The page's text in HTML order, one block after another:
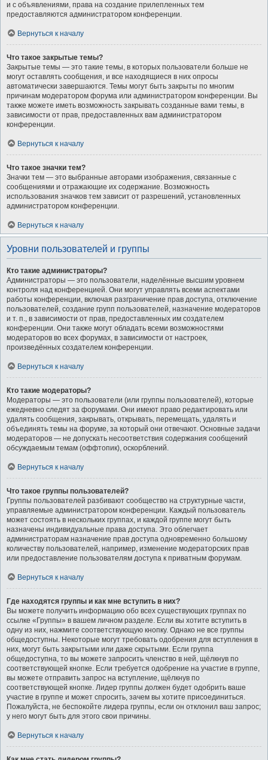
и с объявлениями, права на создание прилепленных тем
предоставляются администратором конференции.
Вернуться к началу
Что такое закрытые темы?
Закрытые темы — это такие темы, в которых пользователи больше не
могут оставлять сообщения, и все находящиеся в них опросы
автоматически завершаются. Темы могут быть закрыты по многим
причинам модератором форума или администратором конференции. Вы
также можете иметь возможность закрывать созданные вами темы, в
зависимости от прав, предоставленных вам администратором
конференции.
Вернуться к началу
Что такое значки тем?
Значки тем — это выбранные авторами изображения, связанные с
сообщениями и отражающие их содержание. Возможность
использования значков тем зависит от разрешений, установленных
администратором конференции.
Вернуться к началу
Уровни пользователей и группы
Кто такие администраторы?
Администраторы — это пользователи, наделённые высшим уровнем
контроля над конференцией. Они могут управлять всеми аспектами
работы конференции, включая разграничение прав доступа, отключение
пользователей, создание групп пользователей, назначение модераторов
и т. п., в зависимости от прав, предоставленных им создателем
конференции. Они также могут обладать всеми возможностями
модераторов во всех форумах, в зависимости от настроек,
произведённых создателем конференции.
Вернуться к началу
Кто такие модераторы?
Модераторы — это пользователи (или группы пользователей), которые
ежедневно следят за форумами. Они имеют право редактировать или
удалять сообщения, закрывать, открывать, перемещать, удалять и
объединять темы на форуме, за который они отвечают. Основные задачи
модераторов — не допускать несоответствия содержания сообщений
обсуждаемым темам (оффтопик), оскорблений.
Вернуться к началу
Что такое группы пользователей?
Группы пользователей разбивают сообщество на структурные части,
управляемые администратором конференции. Каждый пользователь
может состоять в нескольких группах, и каждой группе могут быть
назначены индивидуальные права доступа. Это облегчает
администраторам назначение прав доступа одновременно большому
количеству пользователей, например, изменение модераторских прав
или предоставление пользователям доступа к приватным форумам.
Вернуться к началу
Где находятся группы и как мне вступить в них?
Вы можете получить информацию обо всех существующих группах по
ссылке «Группы» в вашем личном разделе. Если вы хотите вступить в
одну из них, нажмите соответствующую кнопку. Однако не все группы
общедоступны. Некоторые могут требовать одобрения для вступления в
них, могут быть закрытыми или даже скрытыми. Если группа
общедоступна, то вы можете запросить членство в ней, щёлкнув по
соответствующей кнопке. Если требуется одобрение на участие в группе,
вы можете отправить запрос на вступление, щёлкнув по
соответствующей кнопке. Лидер группы должен будет одобрить ваше
участие в группе и может спросить, зачем вы хотите присоединиться.
Пожалуйста, не беспокойте лидера группы, если он отклонил ваш запрос;
у него могут быть для этого свои причины.
Вернуться к началу